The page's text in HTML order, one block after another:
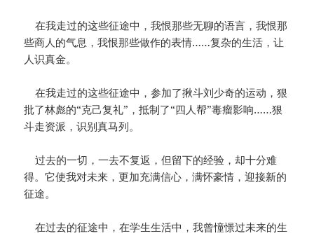
在我走过的这些征途中，我恨那些无聊的语言，我恨那
些商人的气息，我恨那些做作的表情……复杂的生活，让
人识真金。
在我走过的这些征途中，参加了揪斗刘少奇的运动，狠
批了林彪的“克己复礼”，抵制了“四人帮”毒瘤影响……狠
斗走资派，识别真马列。
过去的一切，一去不复返，但留下的经验，却十分难
得。它使我对未来，更加充满信心，满怀豪情，迎接新的
征途。
在过去的征途中，在学生生活中，我曾憧憬过未来的生